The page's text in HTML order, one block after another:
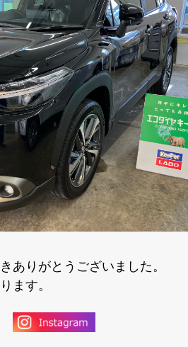
ありがとうございました。
ます。